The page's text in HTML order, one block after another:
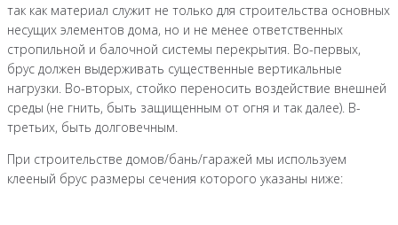
так как материал служит не только для строительства основных
несущих элементов дома, но и не менее ответственных
стропильной и балочной системы перекрытия. Во-первых,
брус должен выдерживать существенные вертикальные
нагрузки. Во-вторых, стойко переносить воздействие внешней
среды (не гнить, быть защищенным от огня и так далее). В-
третьих, быть долговечным.
При строительстве домов/бань/гаражей мы используем
клееный брус размеры сечения которого указаны ниже: